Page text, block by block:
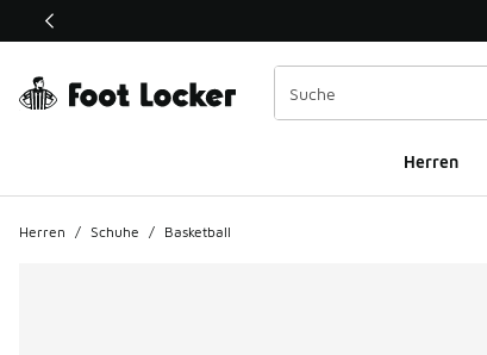
Dieser Link öffnet sich in einem neuen Fenster
Herren
Herren / Schuhe / Basketball